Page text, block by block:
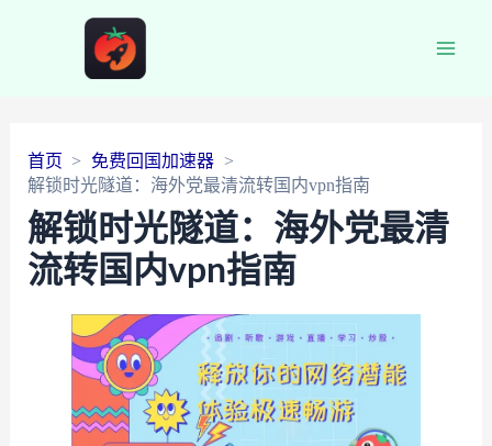
首页
免费回国加速器
解锁时光隧道：海外党最清流转国内vpn指南
解锁时光隧道：海外党最清
流转国内vpn指南